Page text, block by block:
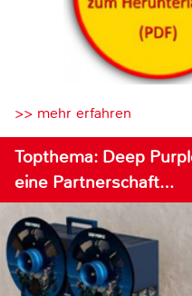
>> mehr erfahren
Topthema: Deep
eine Partnerschaft…